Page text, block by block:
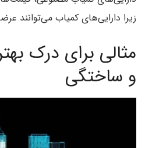
زیرا دارایی‌های کمیاب می‌توانند
مثالی برای درک
و ساختگی